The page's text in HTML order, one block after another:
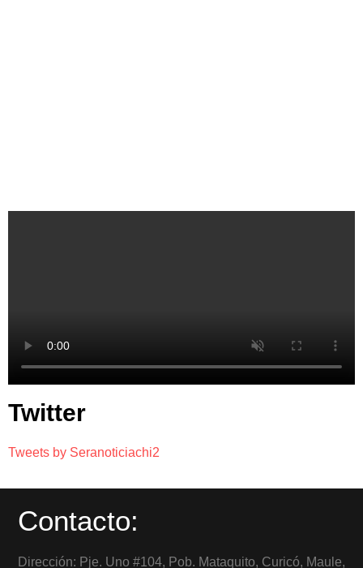
Twitter
Tweets by Seranoticiachi2
Contacto:
Dirección: Pje. Uno #104, Pob. Mataquito, Curicó, Maule,